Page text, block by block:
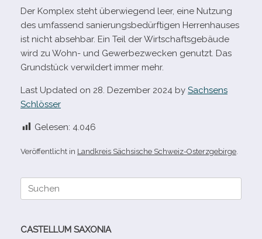
Der Komplex steht über­wie­gend leer, eine Nutzung
des umfas­send sanie­rungs­be­dürf­ti­gen Herrenhauses
ist nicht abseh­bar. Ein Teil der Wirtschaftsgebäude
wird zu Wohn- und Gewerbezwecken genutzt. Das
Grundstück ver­wil­dert immer mehr.
Last Updated on 28. Dezember 2024 by Sachsens
Schlösser
Gelesen: 4.046
Veröffentlicht in Landkreis Sächsische Schweiz-Osterzgebirge
Suche
CASTELLUM SAXONIA